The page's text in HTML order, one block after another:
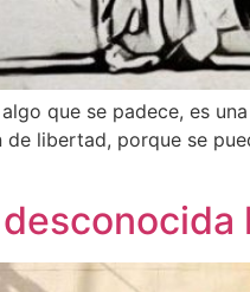
que se padece, es
libertad, porque se